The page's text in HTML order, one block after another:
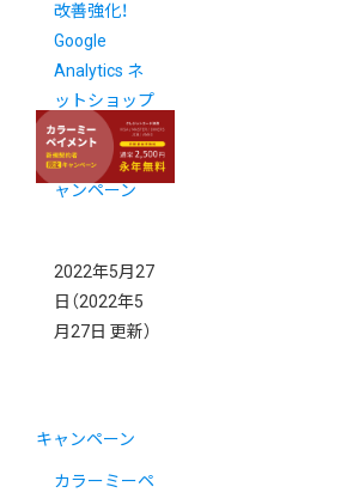
改善強化！
Google
Analytics ネ
ットショップ
分析レポート
無料お試しキ
ャンペーン
2022年5月27
日 （2022年5
月27日 更新）
キャンペーン
カラーミーペ